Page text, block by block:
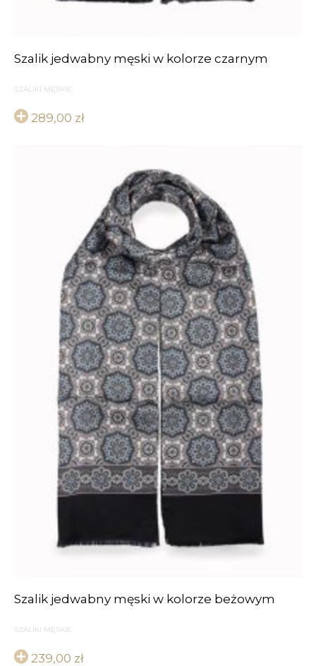
Szalik jedwabny męski w kolorze czarnym
SZALIKI MĘSKIE
289,00 zł
Szalik jedwabny męski w kolorze beżowym
SZALIKI MĘSKIE
239,00 zł